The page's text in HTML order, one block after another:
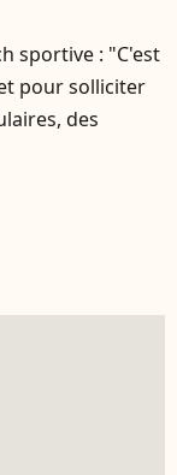
sportive : "C'est
pour solliciter
des